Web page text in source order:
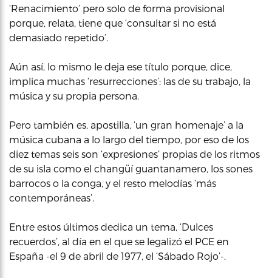
‘Renacimiento’ pero solo de forma provisional
porque, relata, tiene que ‘consultar si no está
demasiado repetido’.
Aún así, lo mismo le deja ese título porque, dice,
implica muchas ‘resurrecciones’: las de su trabajo, la
música y su propia persona.
Pero también es, apostilla, ‘un gran homenaje’ a la
música cubana a lo largo del tiempo, por eso de los
diez temas seis son ‘expresiones’ propias de los ritmos
de su isla como el changüí guantanamero, los sones
barrocos o la conga, y el resto melodías ‘más
contemporáneas’.
Entre estos últimos dedica un tema, ‘Dulces
recuerdos’, al día en el que se legalizó el PCE en
España -el 9 de abril de 1977, el ‘Sábado Rojo’-.